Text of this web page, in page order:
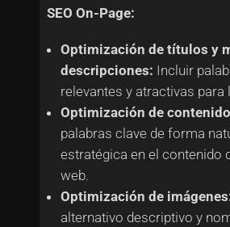
SEO On-Page:
Optimización de títulos y
descripciones: Incluir
relevantes y atractivas para
Optimización de
palabras clave de forma
estratégica en el contenido
web.
Optimización de
alternativo descriptivo y